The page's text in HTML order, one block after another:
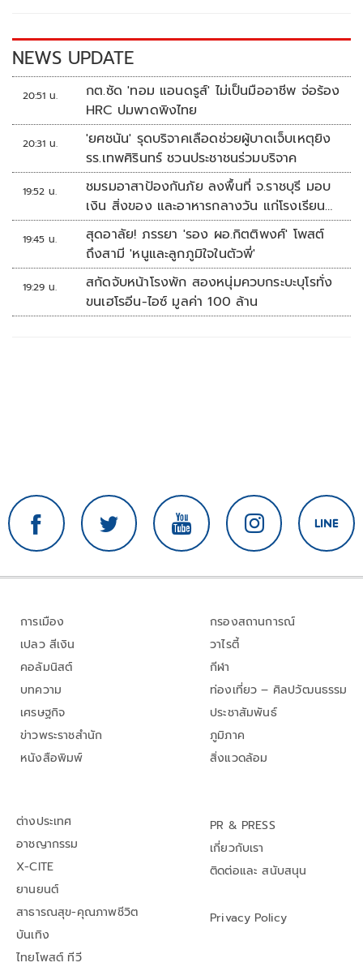
k k
NEWS UPDATE
20:51 น.
กต.ซัด 'ทอม แอนดรูส์' ไม่เป็นมืออาชีพ จ่อร้อง
HRC ปมพาดพิงไทย
20:31 น.
'ยศชนัน' รุดบริจาคเลือดช่วยผู้บาดเจ็บเหตุยิง
รร.เทพศิรินทร์ ชวนประชาชนร่วมบริจาค
19:52 น.
ชมรมอาสาป้องกันภัย ลงพื้นที่ จ.ราชบุรี มอบ
เงิน สิ่งของ และอาหารกลางวัน แก่โรงเรียน
บ้านหนองน้ำใส
19:45 น.
สุดอาลัย! ภรรยา 'รอง ผอ.กิตติพงศ์' โพสต์
ถึงสามี 'หนูและลูกภูมิใจในตัวพี่'
19:29 น.
สกัดจับหน้าโรงพัก สองหนุ่มควบกระบะบุโรทั่ง
ขนเฮโรอีน-ไอซ์ มูลค่า 100 ล้าน
การเมือง
เปลว สีเงิน
คอลัมนิสต์
บทความ
เศรษฐกิจ
ข่าวพระราชสำนัก
หนังสือพิมพ์
กรองสถานการณ์
วาไรตี้
กีฬา
ท่องเที่ยว – ศิลปวัฒนธรรม
ประชาสัมพันธ์
ภูมิภาค
สิ่งแวดล้อม
ต่างประเทศ
อาชญากรรม
X-CITE
ยานยนต์
สาธารณสุข-คุณภาพชีวิต
บันเทิง
ไทยโพสต์ ทีวี
PR & PRESS
เกี่ยวกับเรา
ติดต่อและ สนับสนุน
Privacy Policy